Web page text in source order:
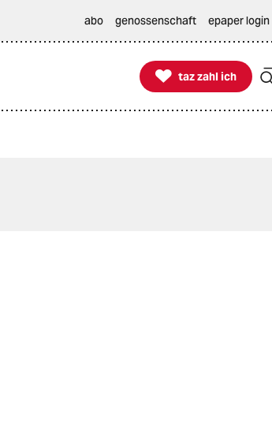
abo genossenschaft epaper login

taz zahl ich
taz zahl ich